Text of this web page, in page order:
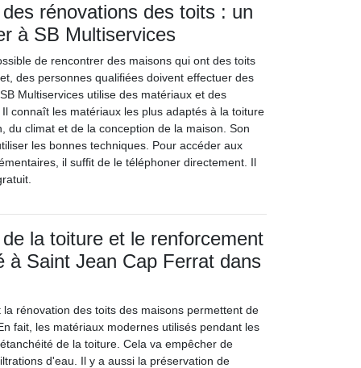
rénovations des toits : un
à SB Multiservices
de rencontrer des maisons qui ont des toits
des personnes qualifiées doivent effectuer des
Multiservices utilise des matériaux et des
connaît les matériaux les plus adaptés à la toiture
du climat et de la conception de la maison. Son
les bonnes techniques. Pour accéder aux
il suffit de le téléphoner directement. Il
la toiture et le renforcement
à Saint Jean Cap Ferrat dans
rénovation des toits des maisons permettent de
fait, les matériaux modernes utilisés pendant les
de la toiture. Cela va empêcher de
d'eau. Il y a aussi la préservation de